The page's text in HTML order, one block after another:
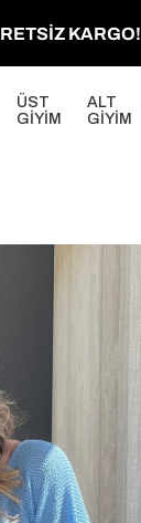
KARGO!
ÜST
GİYİM
ALT
GİYİM